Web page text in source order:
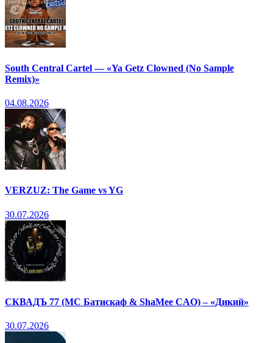
South Central Cartel — «Ya Getz Clowned (No Sample
Remix)»
04.08.2026
VERZUZ: The Game vs YG
30.07.2026
СКВАДЪ 77 (МС Батискаф & ShaMee CAO) – «Дикий»
30.07.2026